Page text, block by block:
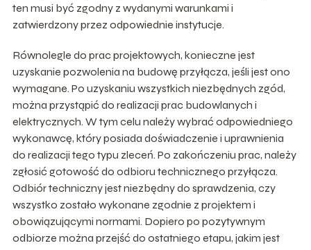
ten musi być zgodny z wydanymi warunkami i
zatwierdzony przez odpowiednie instytucje.
Równolegle do prac projektowych, konieczne jest
uzyskanie pozwolenia na budowę przyłącza, jeśli jest ono
wymagane. Po uzyskaniu wszystkich niezbędnych zgód,
można przystąpić do realizacji prac budowlanych i
elektrycznych. W tym celu należy wybrać odpowiedniego
wykonawcę, który posiada doświadczenie i uprawnienia
do realizacji tego typu zleceń. Po zakończeniu prac, należy
zgłosić gotowość do odbioru technicznego przyłącza.
Odbiór techniczny jest niezbędny do sprawdzenia, czy
wszystko zostało wykonane zgodnie z projektem i
obowiązującymi normami. Dopiero po pozytywnym
odbiorze można przejść do ostatniego etapu, jakim jest